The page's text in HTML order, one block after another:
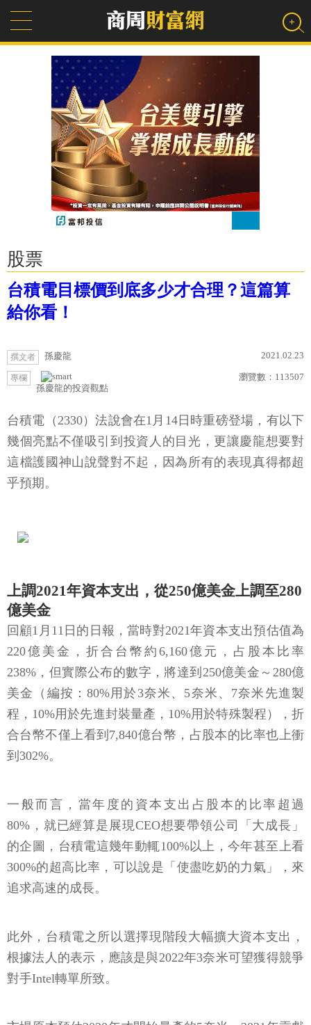
股票
台積電目標價到底多少才合理？這篇算
給你看！
撰文者 孫慶龍 2021.02.23
專欄
孫慶龍的投資觀點
瀏覽數： 113507
台積電（2330）法說會在1月14日時重磅登場，有以下
幾個亮點不僅吸引到投資人的目光，更讓慶龍想要對
這檔護國神山說聲對不起，因為所有的表現真得都超
乎預期。
上調2021年資本支出，從250億美金上調至280
億美金
回顧1月11日的日報，當時對2021年資本支出預估值為
220億美金，折合台幣約6,160億元，占股本比率
238%，但實際公布的數字，將達到250億美金～280億
美金（編按：80%用於3奈米、5奈米、7奈米先進製
程，10%用於先進封裝量產，10%用於特殊製程），折
合台幣不僅上看到7,840億台幣，占股本的比率也上衝
到302%。
一般而言，當年度的資本支出占股本的比率超過
80%，就已經算是展現CEO想要帶領公司「大成長」
的企圖，台積電這幾年動輒100%以上，今年甚至上看
300%的超高比率，可以說是「使盡吃奶的力氣」，來
追求高速的成長。
此外，台積電之所以選擇現階段大幅擴大資本支出，
根據法人的表示，應該是與2022年3奈米可望獲得競爭
對手Intel轉單所致。